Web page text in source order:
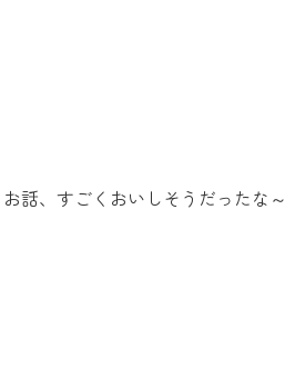
話、すごくおいしそうだったな～